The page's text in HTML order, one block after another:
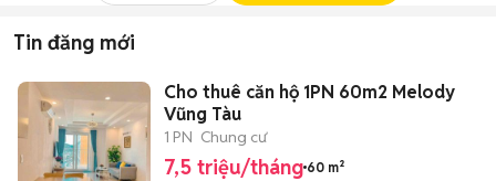
Tin đăng mới
Cho thuê căn hộ 1PN 60m2 Melody
Vũng Tàu
1 PN Chung cư
7,5 triệu/tháng 60 m²